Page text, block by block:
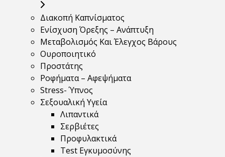
Διακοπή Καπνίσματος
Ενίσχυση Όρεξης – Ανάπτυξη
Μεταβολισμός Και Έλεγχος Βάρους
Ουροποιητικό
Προστάτης
Ροφήματα – Αφεψήματα
Stress- Ύπνος
Σεξουαλική Υγεία
Λιπαντικά
Σερβιέτες
Προφυλακτικά
Test Εγκυμοσύνης